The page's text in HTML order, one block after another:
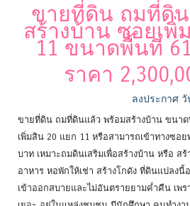
ขายที่ดิน ถมที่ดิ
สร้างบ้าน ซอยเพิ่
11 ขนาดพื้นที่
ราคา
ลงประกาศ
ขายที่ดิน ถมที่ดินแล้ว พร้อมสร้างบ้าน ขนาด
เพิ่มสิน 20 แยก 11 หรือสามารถเข้าทางซอ
บาท เหมาะถมดินเสริมเพื่อสร้างบ้าน หรือ ส
อาหาร หอพักให้เช่า สร้างโกดัง ที่ดินแปลง
เข้าออกสบายและไม่อันตรายยามค่ำคืน เพ